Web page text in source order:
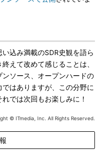
込み満載のSDR史観を語ら
えて改めて感じることは、
ソース、オープンハードの
はありますが、この分野に
では次回もお楽しみに！
© ITmedia, Inc. All Rights Reserved.